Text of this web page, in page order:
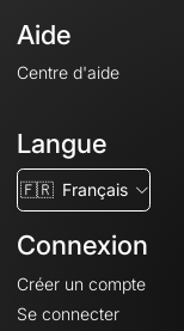
Aide
Centre d'aide
Langue
🇫🇷 Français
Connexion
Créer un compte
Se connecter